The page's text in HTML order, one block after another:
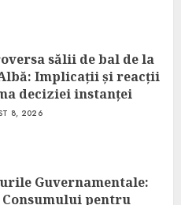
sălii de bal de la
Implicații și reacții
deciziei instanței
8, 2026
Guvernamentale:
Consumului pentru